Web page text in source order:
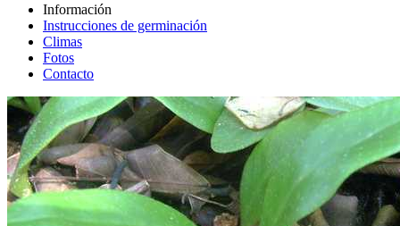
Información
Instrucciones de germinación
Climas
Fotos
Contacto